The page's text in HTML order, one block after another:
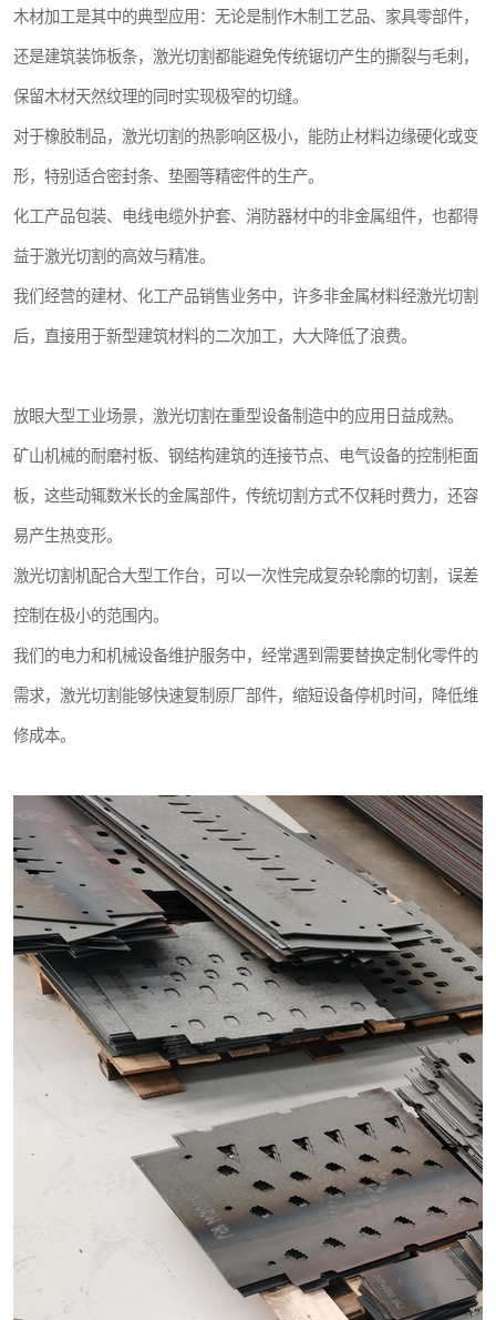
木材加工是其中的典型应用：无论是制作木制工艺品、家具零部件，
还是建筑装饰板条，激光切割都能避免传统锯切产生的撕裂与毛刺，
保留木材天然纹理的同时实现极窄的切缝。
对于橡胶制品，激光切割的热影响区极小，能防止材料边缘硬化或变
形，特别适合密封条、垫圈等精密件的生产。
化工产品包装、电线电缆外护套、消防器材中的非金属组件，也都得
益于激光切割的高效与精准。
我们经营的建材、化工产品销售业务中，许多非金属材料经激光切割
后，直接用于新型建筑材料的二次加工，大大降低了浪费。
放眼大型工业场景，激光切割在重型设备制造中的应用日益成熟。
矿山机械的耐磨衬板、钢结构建筑的连接节点、电气设备的控制柜面
板，这些动辄数米长的金属部件，传统切割方式不仅耗时费力，还容
易产生热变形。
激光切割机配合大型工作台，可以一次性完成复杂轮廓的切割，误差
控制在极小的范围内。
我们的电力和机械设备维护服务中，经常遇到需要替换定制化零件的
需求，激光切割能够快速复制原厂部件，缩短设备停机时间，降低维
修成本。